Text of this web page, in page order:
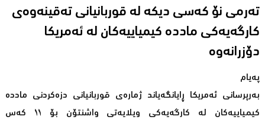
ته‌رمی نۆ كه‌سی دیكه‌ له‌ قوربانیانی ته‌قینه‌وه‌ی
كارگه‌یه‌كی مادده‌ كیمیاییه‌كان له‌ ئه‌مریكا
په‌یام
بەرپرسانی ئەمریکا ڕایانگەیاند ژمارەی قوربانیانی دزەکردنی ماددە
کیمیاییەکان لە کارگەیەکی ویلایەتی واشنتۆن بۆ ١١ کەس